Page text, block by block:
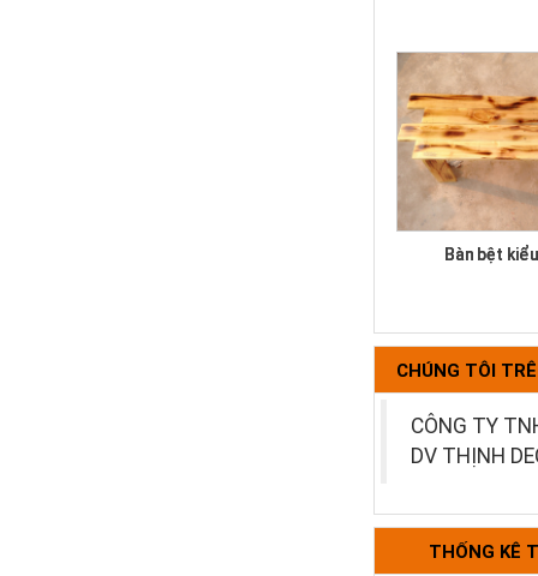
Bàn bệt
Bộ bàn ghế
CHÚNG TÔI
CÔNG TY
DV THỊNH
THỐNG KÊ